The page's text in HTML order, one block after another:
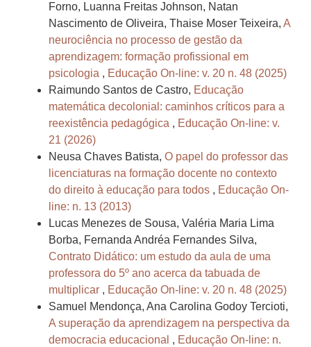
Forno, Luanna Freitas Johnson, Natan
Nascimento de Oliveira, Thaise Moser Teixeira, A
neurociência no processo de gestão da
aprendizagem: formação profissional em
psicologia , Educação On-line: v. 20 n. 48 (2025)
Raimundo Santos de Castro, Educação
matemática decolonial: caminhos críticos para a
reexistência pedagógica , Educação On-line: v.
21 (2026)
Neusa Chaves Batista, O papel do professor das
licenciaturas na formação docente no contexto
do direito à educação para todos , Educação On-
line: n. 13 (2013)
Lucas Menezes de Sousa, Valéria Maria Lima
Borba, Fernanda Andréa Fernandes Silva,
Contrato Didático: um estudo da aula de uma
professora do 5º ano acerca da tabuada de
multiplicar , Educação On-line: v. 20 n. 48 (2025)
Samuel Mendonça, Ana Carolina Godoy Tercioti,
A superação da aprendizagem na perspectiva da
democracia educacional , Educação On-line: n.